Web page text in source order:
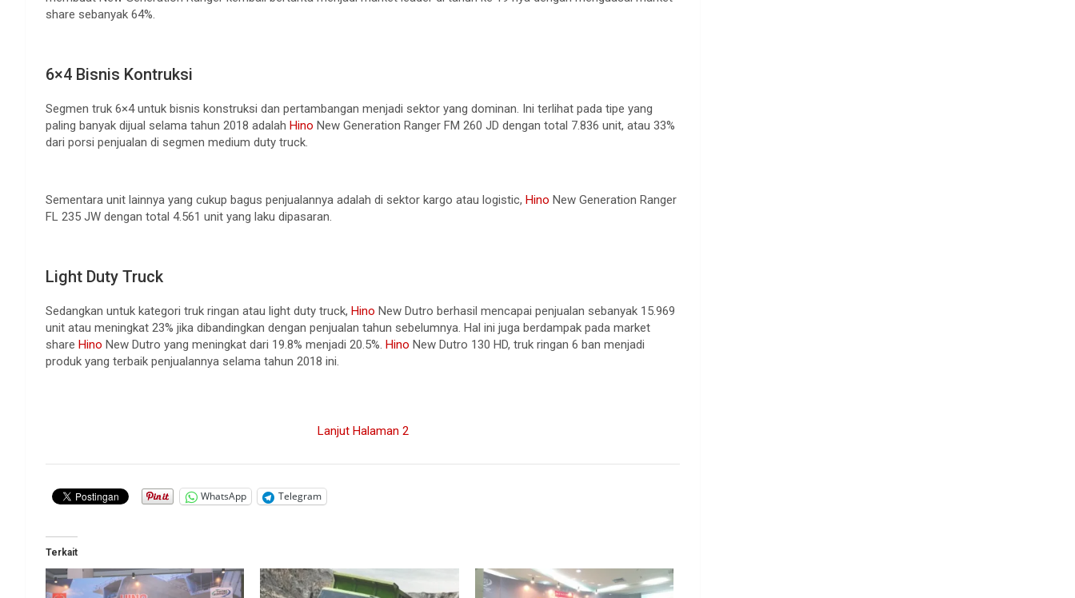
share sebanyak 64%.
6×4 Bisnis Kontruksi
Segmen truk 6×4 untuk bisnis konstruksi dan pertambangan menjadi sektor yang dominan. Ini terlihat pada tipe yang
paling banyak dijual selama tahun 2018 adalah Hino New Generation Ranger FM 260 JD dengan total 7.836 unit, atau 33%
dari porsi penjualan di segmen medium duty truck.
Sementara unit lainnya yang cukup bagus penjualannya adalah di sektor kargo atau logistic, Hino New Generation Ranger
FL 235 JW dengan total 4.561 unit yang laku dipasaran.
Light Duty Truck
Sedangkan untuk kategori truk ringan atau light duty truck, Hino New Dutro berhasil mencapai penjualan sebanyak 15.969
unit atau meningkat 23% jika dibandingkan dengan penjualan tahun sebelumnya. Hal ini juga berdampak pada market
share Hino New Dutro yang meningkat dari 19.8% menjadi 20.5%. Hino New Dutro 130 HD, truk ringan 6 ban menjadi
produk yang terbaik penjualannya selama tahun 2018 ini.
Lanjut Halaman 2
WhatsApp Telegram
Terkait